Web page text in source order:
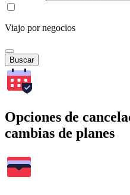
Viajo por negocios
Buscar
Opciones de
cambias de planes